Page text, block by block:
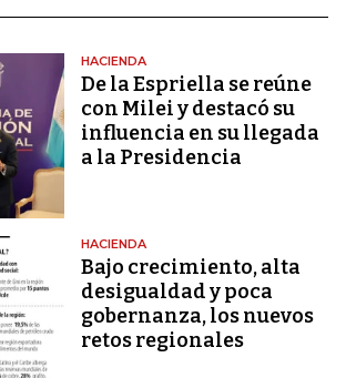
HACIENDA
De la Espriella se reúne
con Milei y destacó su
influencia en su llegada
a la Presidencia
HACIENDA
Bajo crecimiento, alta
desigualdad y poca
gobernanza, los nuevos
retos regionales